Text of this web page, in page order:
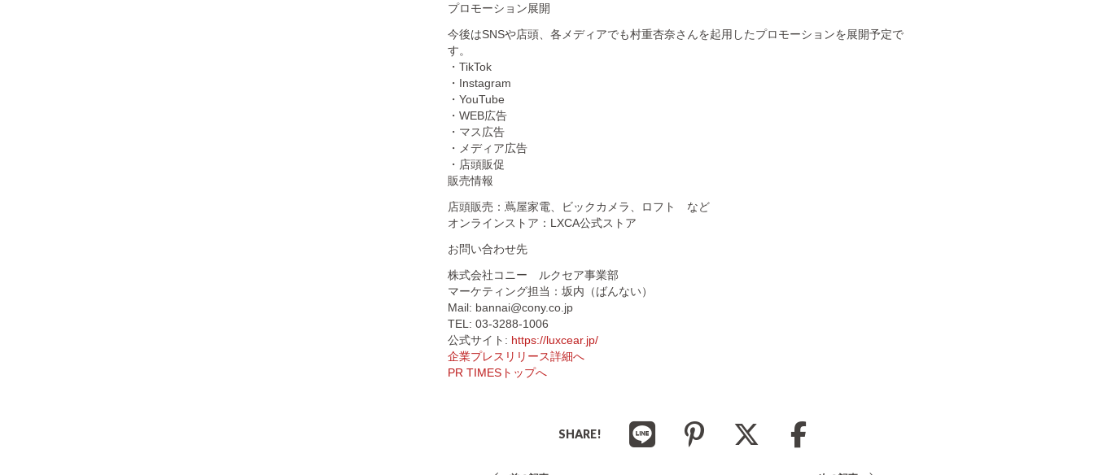
プロモーション展開
今後はSNSや店頭、各メディアでも村重杏奈さんを起用したプロモーションを展開予定で
す。
・TikTok
・Instagram
・YouTube
・WEB広告
・マス広告
・メディア広告
・店頭販促
販売情報
店頭販売：蔦屋家電、ビックカメラ、ロフト など
オンラインストア：LXCA公式ストア
お問い合わせ先
株式会社コニー ルクセア事業部
マーケティング担当：坂内（ばんない）
Mail: bannai@cony.co.jp
TEL: 03-3288-1006
公式サイト: https://luxcear.jp/
企業プレスリリース詳細へ
PR TIMESトップへ
SHARE!